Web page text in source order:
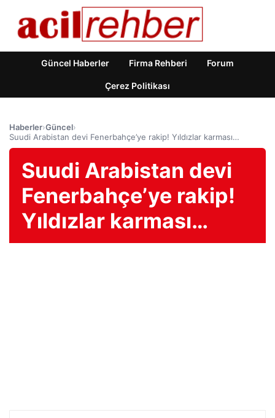
Güncel Haberler Firma Rehberi Forum
Çerez Politikası
Haberler›Güncel›
Suudi Arabistan devi Fenerbahçe’ye rakip! Yıldızlar karması…
Suudi Arabistan devi
Fenerbahçe’ye rakip!
Yıldızlar karması…